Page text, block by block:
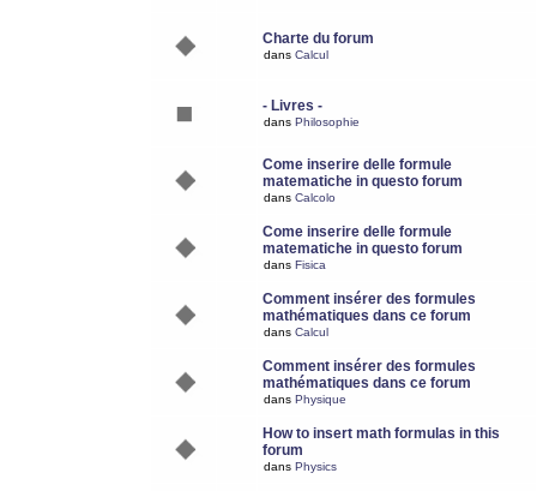
Charte du forum
dans Calcul
- Livres -
dans Philosophie
Come inserire delle formule
matematiche in questo forum
dans Calcolo
Come inserire delle formule
matematiche in questo forum
dans Fisica
Comment insérer des formules
mathématiques dans ce forum
dans Calcul
Comment insérer des formules
mathématiques dans ce forum
dans Physique
How to insert math formulas in this
forum
dans Physics